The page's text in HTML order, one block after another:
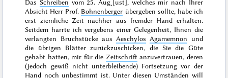
Das Schreiben vom25. Aug˖[ust], welches mir nach Ihrer
Absicht Herr Prof. Bohnenberger übergeben sollte, habe ich
erst ziemliche Zeit nachher aus fremder Hand erhalten.
Seitdem harrte ich vergebens einer Gelegenheit, Ihnen die
verlangten Bruchstücke ausAeschylos Agamemnon und
die übrigen Blätter zurückzuschicken, die Sie die Güte
gehabt hatten, mir für die Zeitschrift anzuvertrauen, deren
(jedoch gewiß nicht unterbleibende) Fortsetzung vor der
Hand noch unbestimmt ist. Unter diesen Umständen will